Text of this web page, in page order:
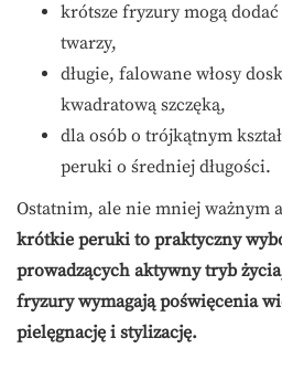
krótsze fryzury mogą
twarzy,
długie, falowane włosy
kwadratową szczęką,
dla osób o trójkątnym
peruki o średniej długości.
Ostatnim, ale nie mniej ważnym
krótkie peruki to praktyczny
prowadzących aktywny tryb
fryzury wymagają poświęcenia
pielęgnację i stylizację.